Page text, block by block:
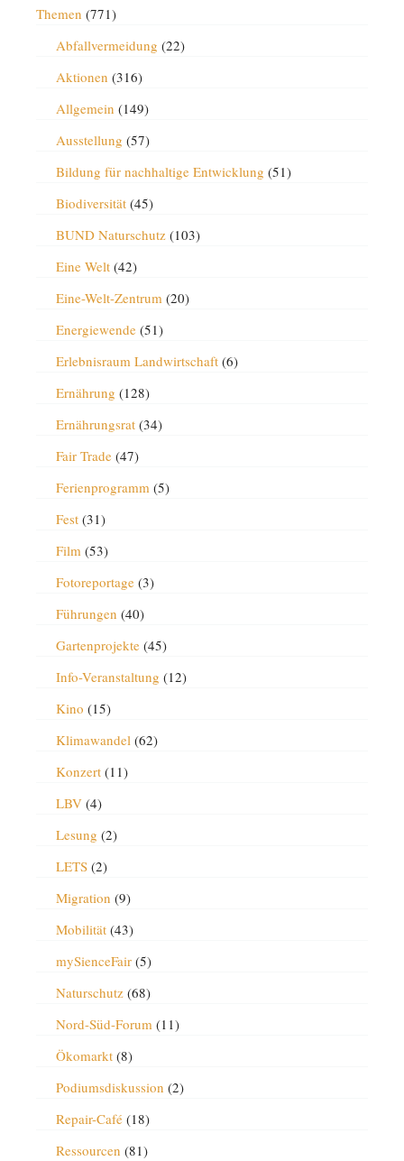
Themen (771)
Abfallvermeidung (22)
Aktionen (316)
Allgemein (149)
Ausstellung (57)
Bildung für nachhaltige Entwicklung (51)
Biodiversität(45)
BUND Naturschutz(103)
Eine Welt(42)
Eine-Welt-Zentrum(20)
Energiewende(51)
Erlebnisraum Landwirtschaft(6)
Ernährung (128)
Ernährungsrat(34)
Fair Trade(47)
Ferienprogramm(5)
Fest(31)
Film(53)
Fotoreportage(3)
Führungen (40)
Gartenprojekte(45)
Info-Veranstaltung (12)
Kino (15)
Klimawandel(62)
Konzert(11)
LBV(4)
Lesung (2)
LETS(2)
Migration (9)
Mobilität(43)
mySienceFair(5)
Naturschutz(68)
Nord-Süd-Forum(11)
Ökomarkt(8)
Podiumsdiskussion (2)
Repair-Café(18)
Ressourcen (81)